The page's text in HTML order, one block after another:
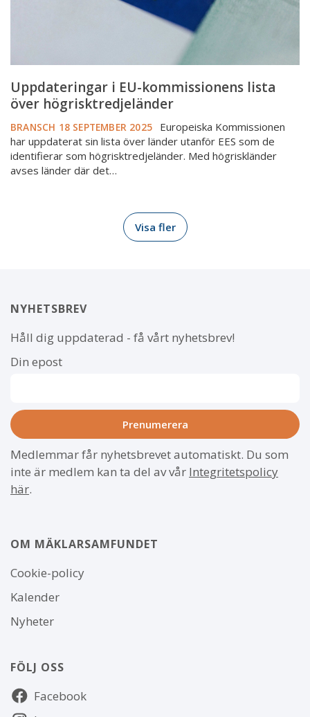
Uppdateringar i EU-kommissionens lista
över högrisktredjeländer
BRANSCH 18 SEPTEMBER 2025
Europeiska Kommissionen
har uppdaterat sin lista över länder utanför EES som de
identifierar som högrisktredjeländer. Med högriskländer
avses länder där det…
Visa fler
NYHETSBREV
Håll dig uppdaterad - få vårt nyhetsbrev!
Din epost
Medlemmar får nyhetsbrevet automatiskt. Du som
inte är medlem kan ta del av vår Integritetspolicy
här.
OM MÄKLARSAMFUNDET
Om
webbplatsen
Cookie-policy
Kalender
Nyheter
FÖLJ OSS
Följ
oss Facebook